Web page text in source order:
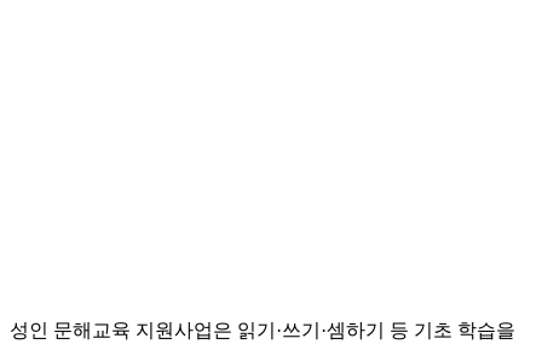
성인 문해교육 지원사업은 읽기·쓰기·셈하기 등 기초 학습을